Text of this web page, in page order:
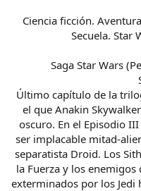
Ciencia ficción.
Secuela. Star
Saga Star Wars
Último capítulo de la
el que Anakin
oscuro. En el Episodio
ser implacable mitad-
separatista Droid. Los
la Fuerza y los enemigos
exterminados por los Jedi